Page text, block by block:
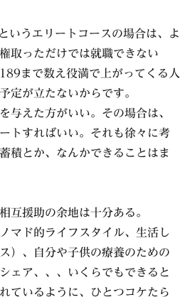
いうエリートコースの場合は、よ
取っただけでは就職できない
まで数え役満で上がってくる人
定が立たないからです。
与えた方がいい。その場合は、
トすればいい。それも徐々に考
積とか、なんかできることはま
互援助の余地は十分ある。
マド的ライフスタイル、生活し
）、自分や子供の療養のための
ェア、、、いくらでもできると
ているように、ひとつコケたら